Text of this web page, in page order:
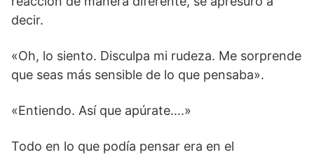
decir.
«Oh, lo siento. Disculpa mi rudeza. Me sorprende
que seas más sensible de lo que pensaba».
«Entiendo. Así que apúrate….»
Todo en lo que podía pensar era en el